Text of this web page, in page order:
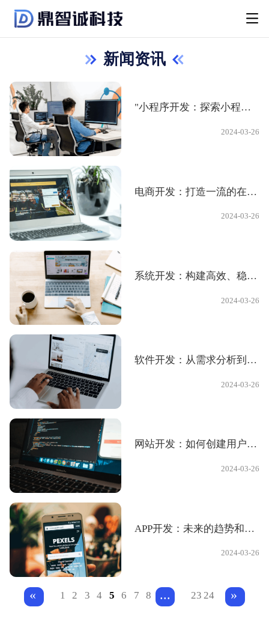
新闻资讯
"小程序开发：探索小程序的可能性"
2024-03-26
电商开发：打造一流的在线购物体验
2024-03-26
系统开发：构建高效、稳定的企业级系统"
2024-03-26
软件开发：从需求分析到产品发布的过程
2024-03-26
网站开发：如何创建用户友好的网站
2024-03-26
APP开发：未来的趋势和我们的专业知识
2024-03-26
« 1 2 3 4 5 6 7 8 ... 23 24 »